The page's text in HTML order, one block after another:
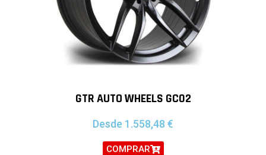
GTR AUTO WHEELS GC02
Desde 1.558,48 €
COMPRAR